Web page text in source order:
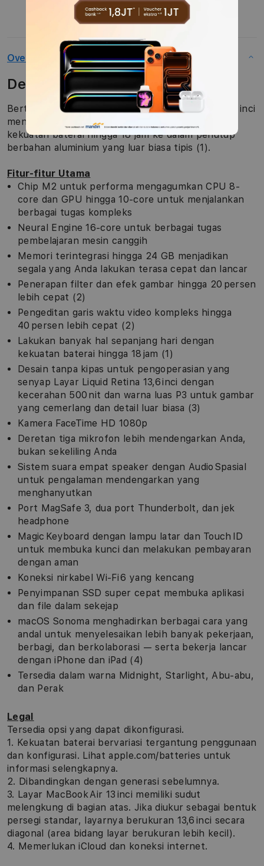
Overview
Description
Bertenaga super berkat chip M2, MacBook Air 13 inci
menggabungkan performa mengagumkan dengan
kekuatan baterai hingga 18 jam ke dalam penutup
berbahan aluminium yang luar biasa tipis (1).
Fitur-fitur Utama
Chip M2 untuk performa mengagumkan CPU 8-
core dan GPU hingga 10-core untuk menjalankan
berbagai tugas kompleks
Neural Engine 16-core untuk berbagai tugas
pembelajaran mesin canggih
Memori terintegrasi hingga 24 GB menjadikan
segala yang Anda lakukan terasa cepat dan lancar
Penerapan filter dan efek gambar hingga 20 persen
lebih cepat (2)
Pengeditan garis waktu video kompleks hingga
40 persen lebih cepat (2)
Lakukan banyak hal sepanjang hari dengan
kekuatan baterai hingga 18 jam (1)
Desain tanpa kipas untuk pengoperasian yang
senyap Layar Liquid Retina 13,6 inci dengan
kecerahan 500 nit dan warna luas P3 untuk gambar
yang cemerlang dan detail luar biasa (3)
Kamera FaceTime HD 1080p
Deretan tiga mikrofon lebih mendengarkan Anda,
bukan sekeliling Anda
Sistem suara empat speaker dengan Audio Spasial
untuk pengalaman mendengarkan yang
menghanyutkan
Port MagSafe 3, dua port Thunderbolt, dan jek
headphone
Magic Keyboard dengan lampu latar dan Touch ID
untuk membuka kunci dan melakukan pembayaran
dengan aman
Koneksi nirkabel Wi-Fi 6 yang kencang
Penyimpanan SSD super cepat membuka aplikasi
dan file dalam sekejap
macOS Sonoma menghadirkan berbagai cara yang
andal untuk menyelesaikan lebih banyak pekerjaan,
berbagi, dan berkolaborasi — serta bekerja lancar
dengan iPhone dan iPad (4)
Tersedia dalam warna Midnight, Starlight, Abu-abu,
dan Perak
Legal
Tersedia opsi yang dapat dikonfigurasi.
1. Kekuatan baterai bervariasi tergantung penggunaan
dan konfigurasi. Lihat apple.com/batteries untuk
informasi selengkapnya.
2. Dibandingkan dengan generasi sebelumnya.
3. Layar MacBook Air 13 inci memiliki sudut
melengkung di bagian atas. Jika diukur sebagai bentuk
persegi standar, layarnya berukuran 13,6 inci secara
diagonal (area bidang layar berukuran lebih kecil).
4. Memerlukan iCloud dan koneksi internet.